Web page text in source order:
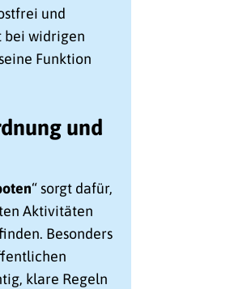
und
bei widrigen
Funktion
und
“ sorgt dafür,
Aktivitäten
Besonders
klare Regeln